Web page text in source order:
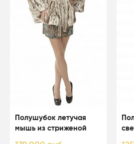
Полушубок летучая
мышь из стриженой